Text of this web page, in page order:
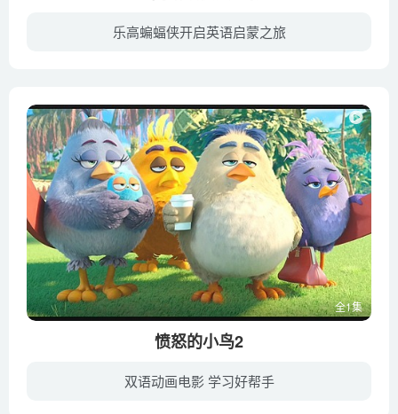
乐高蝙蝠侠开启英语启蒙之旅
全1集
愤怒的小鸟2
双语动画电影 学习好帮手